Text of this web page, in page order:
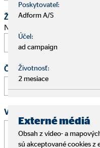
Žiadosť o schôdzku
Navrhnite stretnutie na
Čas
Vaša správa
Poskytovateľ:
Adform A/S
Účel:
ad campaign
Životnosť:
2 mesiace
Externé médiá
Obsah z video- a
sú akceptované cookies